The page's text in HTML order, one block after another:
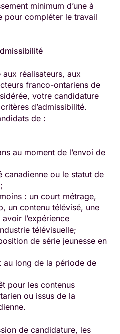
minimum d’une à
pour compléter le travail
aux réalisateurs, aux
franco-ontariens de
votre candidature
d’admissibilité.
de :
au moment de l’envoi de
canadienne ou le statut de
: un court métrage,
un contenu télévisé, une
l’expérience
télévisuelle;
de série jeunesse en
au long de la période de
pour les contenus
ou issus de la
de candidature, les